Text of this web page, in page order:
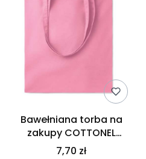
Bawełniana torba na
zakupy COTTONEL
COLOUR++ MO9846-11
7,70 zł